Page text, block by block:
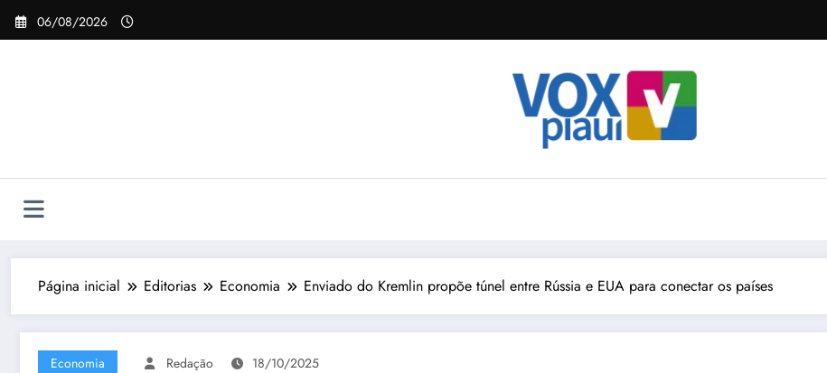
Pular
para
06/08/2026
Página inicial Editorias Economia Enviado do Kremlin propõe túnel entre Rússia e EUA para conectar os países
Economia Redação 18/10/2025